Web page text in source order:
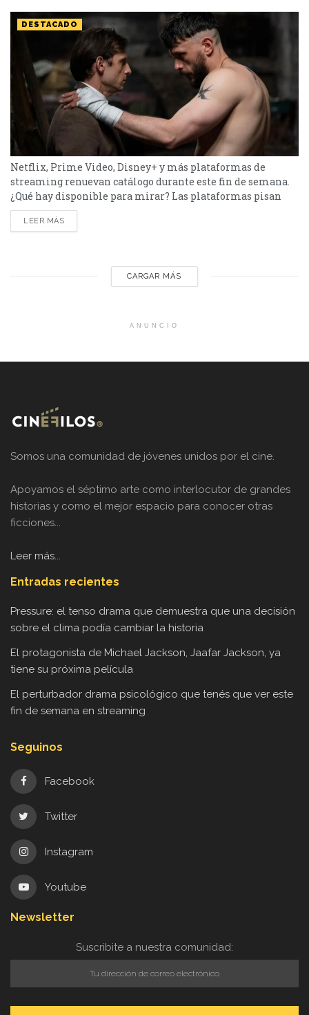
DESTACADO
Netflix, Prime Video, Disney+ y más plataformas de
streaming renuevan catálogo durante este fin de semana.
¿Qué hay disponible para mirar? Las plataformas pisan
fuerte con una batería de lanzamientos que combinan
producciones locales y adaptaciones ambiciosas. De Netflix
LEER MÁS
CARGAR MÁS
ANUNCIO
Somos una comunidad de jóvenes unidos por el cine.
Apoyamos el séptimo arte como interlocutor de grandes
historias y como el mejor espacio para conocer otras
ficciones...
Leer más...
Entradas recientes
Pressure: el tenso drama que demuestra que una decisión
sobre el clima podía cambiar la historia
El protagonista de Michael Jackson, Jaafar Jackson, ya
tiene su próxima película
El perturbador drama psicológico que tenés que ver este
fin de semana en streaming
Seguinos
Facebook
Twitter
Instagram
Youtube
Newsletter
Suscribite a nuestra comunidad: